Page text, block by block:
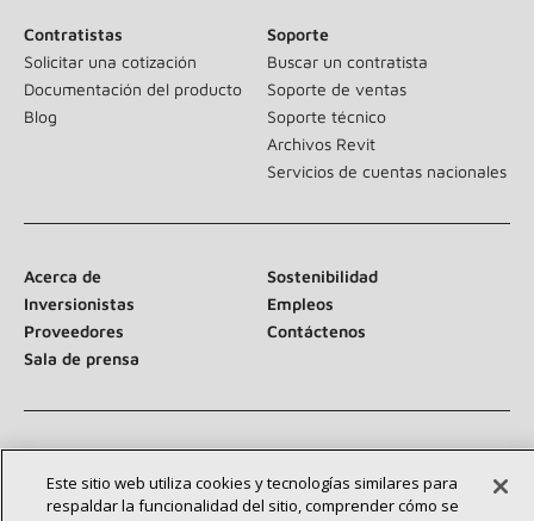
Contratistas
Solicitar una cotización
Documentación del producto
Blog
Soporte
Buscar un contratista
Soporte de ventas
Soporte técnico
Archivos Revit
Servicios de cuentas nacionales
Acerca de
Sostenibilidad
Inversionistas
Empleos
Proveedores
Contáctenos
Sala de prensa
Este sitio web utiliza cookies y tecnologías similares para
respaldar la funcionalidad del sitio, comprender cómo se